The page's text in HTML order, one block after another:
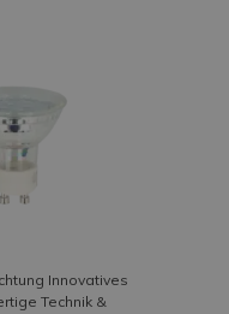
Innovatives
Technik &